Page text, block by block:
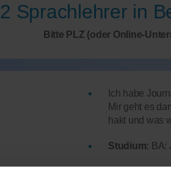
Sprachlehrer in
Bitte PLZ (oder Online-
Ich habe
Mir geht es
hakt und was
Studium: BA: